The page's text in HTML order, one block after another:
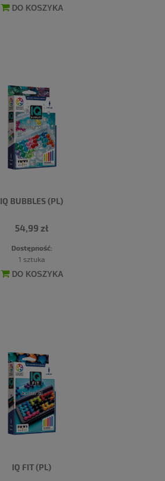
DO KOSZYKA
IQ BUBBLES (PL)
54,99 zł
Dostępność:
1 sztuka
DO KOSZYKA
IQ FIT (PL)